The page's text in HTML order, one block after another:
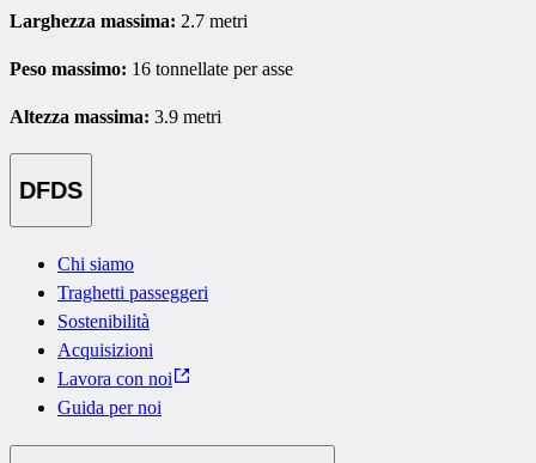
Larghezza massima: 2.7 metri
Peso massimo: 16 tonnellate per asse
Altezza massima: 3.9 metri
DFDS
Chi siamo
Traghetti passeggeri
Sostenibilità
Acquisizioni
Lavora con noi
Guida per noi